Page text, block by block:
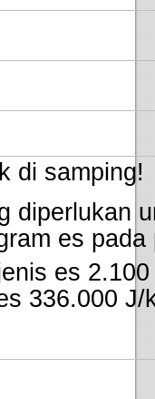
di samping!
diperlukan
es pada
es
336.000 J/